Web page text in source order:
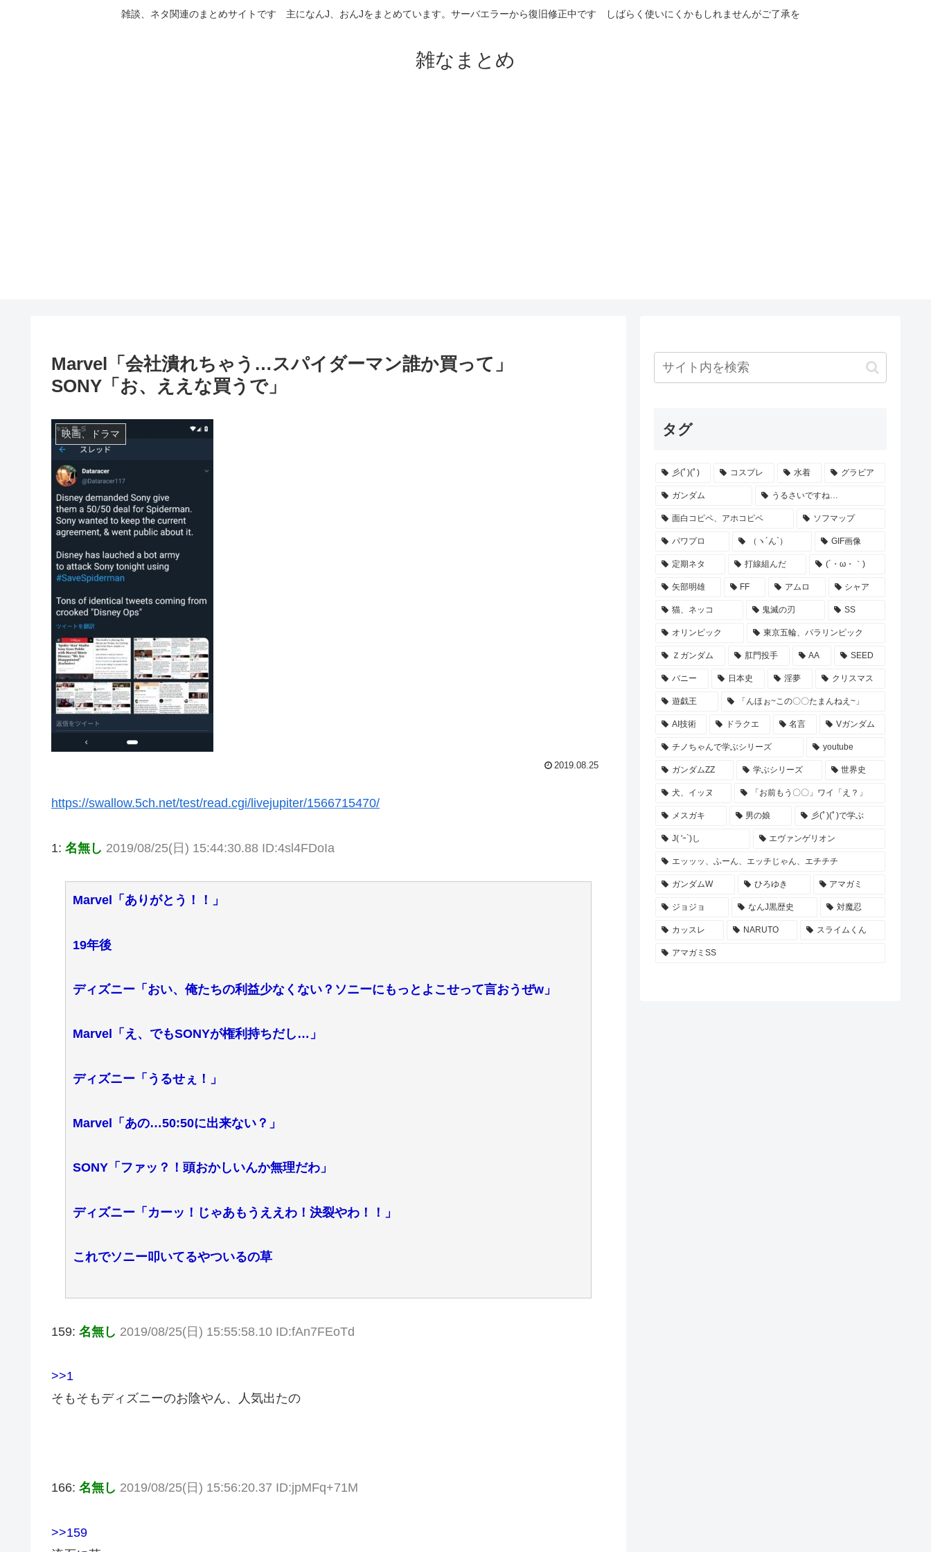
雑談、ネタ関連のまとめサイトです 主になんJ、おんJをまとめています。サーバエラーから復旧修正中です しばらく使いにくかもしれませんがご了承を
雑なまとめ
Marvel「会社潰れちゃう…スパイダーマン誰か買って」
SONY「お、ええな買うで」
映画、ドラマ
2019.08.25
https://swallow.5ch.net/test/read.cgi/livejupiter/1566715470/
1: 名無し 2019/08/25(日) 15:44:30.88 ID:4sl4FDoIa
Marvel「ありがとう！！」
19年後
ディズニー「おい、俺たちの利益少なくない？ソニーにもっとよこせって言おうぜw」
Marvel「え、でもSONYが権利持ちだし…」
ディズニー「うるせぇ！」
Marvel「あの…50:50に出来ない？」
SONY「ファッ？！頭おかしいんか無理だわ」
ディズニー「カーッ！じゃあもうええわ！決裂やわ！！」
これでソニー叩いてるやついるの草
159: 名無し 2019/08/25(日) 15:55:58.10 ID:fAn7FEoTd
>>1
そもそもディズニーのお陰やん、人気出たの
166: 名無し 2019/08/25(日) 15:56:20.37 ID:jpMFq+71M
>>159
タグ
彡(ﾟ)(ﾟ) コスプレ 水着 グラビア
ガンダム うるさいですね…
面白コピペ、アホコピペ ソフマップ
パワプロ （ヽ´ん`） GIF画像
定期ネタ 打線組んだ (´・ω・｀)
矢部明雄 FF アムロ シャア
猫、ネッコ 鬼滅の刃 SS
オリンピック 東京五輪、パラリンピック
Ｚガンダム 肛門投手 AA SEED
バニー 日本史 淫夢 クリスマス
遊戯王 「んほぉ~この〇〇たまんねえ~」
AI技術 ドラクエ 名言 Vガンダム
チノちゃんで学ぶシリーズ youtube
ガンダムZZ 学ぶシリーズ 世界史
犬、イッヌ 「お前もう〇〇」ワイ「え？」
メスガキ 男の娘 彡(ﾟ)(ﾟ)で学ぶ
J( 'ｰ`)し エヴァンゲリオン
エッッッ、ふーん、エッチじゃん、エチチチ
ガンダムW ひろゆき アマガミ
ジョジョ なんJ黒歴史 対魔忍
カッスレ NARUTO スライムくん
アマガミSS